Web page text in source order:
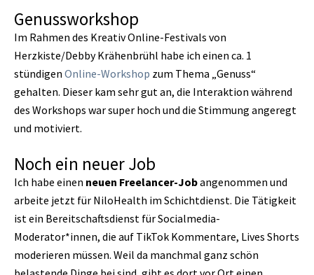
Genussworkshop
Im Rahmen des Kreativ Online-Festivals von
Herzkiste/Debby Krähenbrühl habe ich einen ca. 1
stündigen Online-Workshop zum Thema „Genuss“
gehalten. Dieser kam sehr gut an, die Interaktion während
des Workshops war super hoch und die Stimmung angeregt
und motiviert.
Noch ein neuer Job
Ich habe einen neuen Freelancer-Jobangenommen und
arbeite jetzt für NiloHealth im Schichtdienst. Die Tätigkeit
ist ein Bereitschaftsdienst für Socialmedia-
Moderator*innen, die auf TikTok Kommentare, Lives Shorts
moderieren müssen. Weil da manchmal ganz schön